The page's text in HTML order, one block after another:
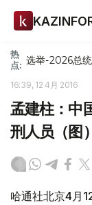
热
点: 选举-2026总
16:39, 12 4月 2016
孟建柱：中
刑人员（图）
哈通社北京4月